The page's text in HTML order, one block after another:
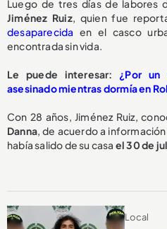
Luego de tres días de labores
Jiménez Ruiz, quien fue
desaparecida en el casco
encontrada sin vida.
Le puede interesar: ¿Por un
asesinado mientras dormía en
Con 28 años, Jiménez Ruiz,
Danna, de acuerdo a
había salido de su casa el 30 de
Local